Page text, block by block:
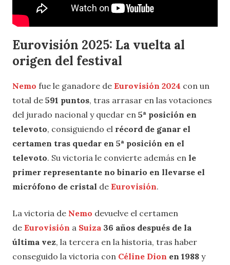
Eurovisión 2025: La vuelta al
origen del festival
Nemo fue le ganadore de Eurovisión 2024 con un
total de 591 puntos, tras arrasar en las votaciones
del jurado nacional y quedar en 5ª posición en
televoto, consiguiendo el récord de ganar el
certamen tras quedar en 5ª posición en el
televoto. Su victoria le convierte además en le
primer representante no binario en llevarse el
micrófono de cristal de Eurovisión.
La victoria de Nemo devuelve el certamen
de Eurovisión a Suiza 36 años después de la
última vez, la tercera en la historia, tras haber
conseguido la victoria con Céline Dion en 1988 y